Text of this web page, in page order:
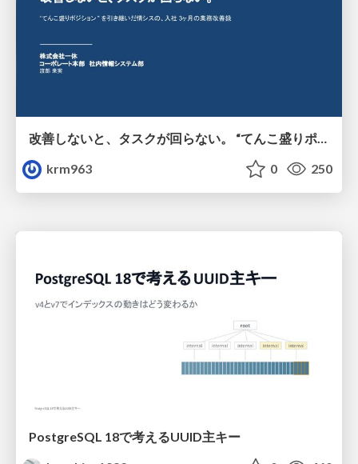
改善しないと、タスクが回らない。 “てんこ盛りポジション” を引き継いだ情シスの、入社3ヶ月の業務改善録
krm963
0 250
PostgreSQL 18で考えるUUID主キー